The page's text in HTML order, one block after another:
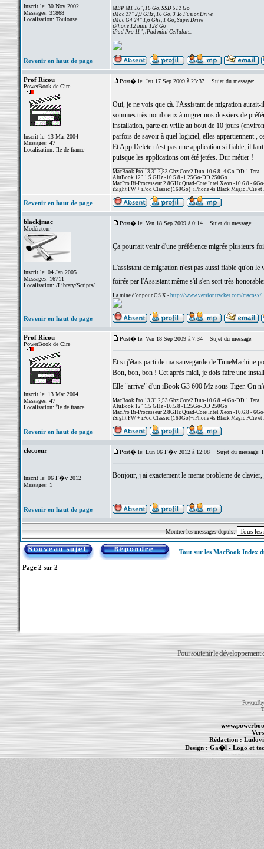
Inscrit le: 30 Nov 2002
Messages: 31868
Localisation: Toulouse
MBP M1 16", 16 Go, SSD 512 Go
iMac 27" 2,9 GHz, 16 Go, 3 To FusionDrive
iMac G4 24" 1,6 Ghz, 1 Go, SuperDrive
iPhone 12 mini 128 Go
iPad Pro 11", iPad mini Cellular...
Revenir en haut de page
Prof Ricou
PowerBook de Cire
Inscrit le: 13 Mar 2004
Messages: 47
Localisation: île de france
Post� le: Jeu 17 Sep 2009 à 23:37 Sujet du message:
Oui, je ne vois que çà. l'Assistant de migration
sommes très nombreux à migrer nos dossiers de
installation, parte en vrille au bout de 10 jours
parfois de savoir à quel logiciel, elles appartiennent ,
Et App Delete n'est pas une application si fiable, il
puisque les applications ont été jetées. Dur métier !
MacBook Pro 13,3" 2,53 Ghz Core2 Duo-10.6.8 -4 Go-DD 1 Tera
AluBook 12" 1,5 GHz -10.5.8 -1,25Go-DD 250Go
MacPro Bi-Processeur 2.8GHz Quad-Core Intel Xeon -10.6.8 -
iSight FW + iPod Classic (160Go)+iPhone 4s Black Magic PCie
Revenir en haut de page
blackjmac
Modérateur
Inscrit le: 04 Jan 2005
Messages: 16711
Localisation: /Library/Scripts/
Post� le: Ven 18 Sep 2009 à 0:14 Sujet du message:
Ça pourrait venir d'une préférence migrée plusieurs
L'assistant de migration n'est pas aussi fiable qu'on
foirée par l'Assistant même s'il s'en sort très
La mine d'or pour OS X - http://www.versiontracker.com/macosx/
Revenir en haut de page
Prof Ricou
PowerBook de Cire
Inscrit le: 13 Mar 2004
Messages: 47
Localisation: île de france
Post� le: Ven 18 Sep 2009 à 7:34 Sujet du message:
Et si j'étais parti de ma sauvegarde de TimeMachine
Bon, bon, bon ! Cet après midi, je dois faire une
Elle "arrive" d'un iBook G3 600 Mz sous Tiger. On
MacBook Pro 13,3" 2,53 Ghz Core2 Duo-10.6.8 -4 Go-DD 1 Tera
AluBook 12" 1,5 GHz -10.5.8 -1,25Go-DD 250Go
MacPro Bi-Processeur 2.8GHz Quad-Core Intel Xeon -10.6.8 -
iSight FW + iPod Classic (160Go)+iPhone 4s Black Magic PCie
Revenir en haut de page
clecoeur
Inscrit le: 06 F�v 2012
Messages: 1
Post� le: Lun 06 F�v 2012 à 12:08 Sujet du message:
Bonjour, j ai exactement le meme probleme de
Revenir en haut de page
Montrer les messages depuis:
Tout sur les MacBook Index
Page 2 sur 2
Pour soutenir le développement
Powered
Rédaction :
Design :Ga�l - Logo et
PowerBook-MacBook Pro